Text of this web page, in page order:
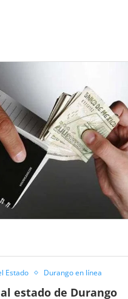
Estado Durango en línea
estado de Durango